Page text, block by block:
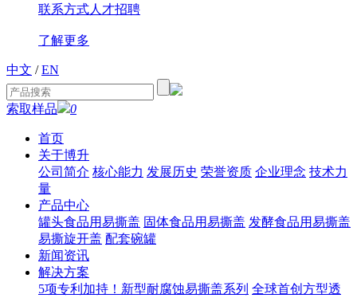
联系方式人才招聘
了解更多
中文 / EN
索取样品 0
首页
关于博升
公司简介 核心能力 发展历史 荣誉资质 企业理念 技术力
量
产品中心
罐头食品用易撕盖 固体食品用易撕盖 发酵食品用易撕盖
易撕旋开盖 配套碗罐
新闻资讯
解决方案
5项专利加持！新型耐腐蚀易撕盖系列 全球首创方型透